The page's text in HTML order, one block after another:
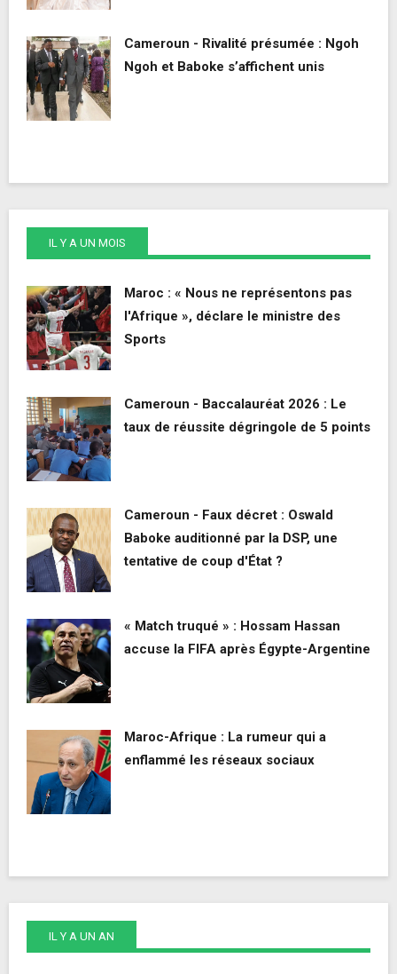
Cameroun - Rivalité présumée : Ngoh
Ngoh et Baboke s’affichent unis
IL Y A UN MOIS
Maroc : « Nous ne représentons pas
l'Afrique », déclare le ministre des
Sports
Cameroun - Baccalauréat 2026 : Le
taux de réussite dégringole de 5 points
Cameroun - Faux décret : Oswald
Baboke auditionné par la DSP, une
tentative de coup d'État ?
« Match truqué » : Hossam Hassan
accuse la FIFA après Égypte-Argentine
Maroc-Afrique : La rumeur qui a
enflammé les réseaux sociaux
IL Y A UN AN